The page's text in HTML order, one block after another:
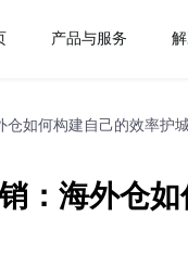
产品与服务
如何构建自己的效率护
：海外仓